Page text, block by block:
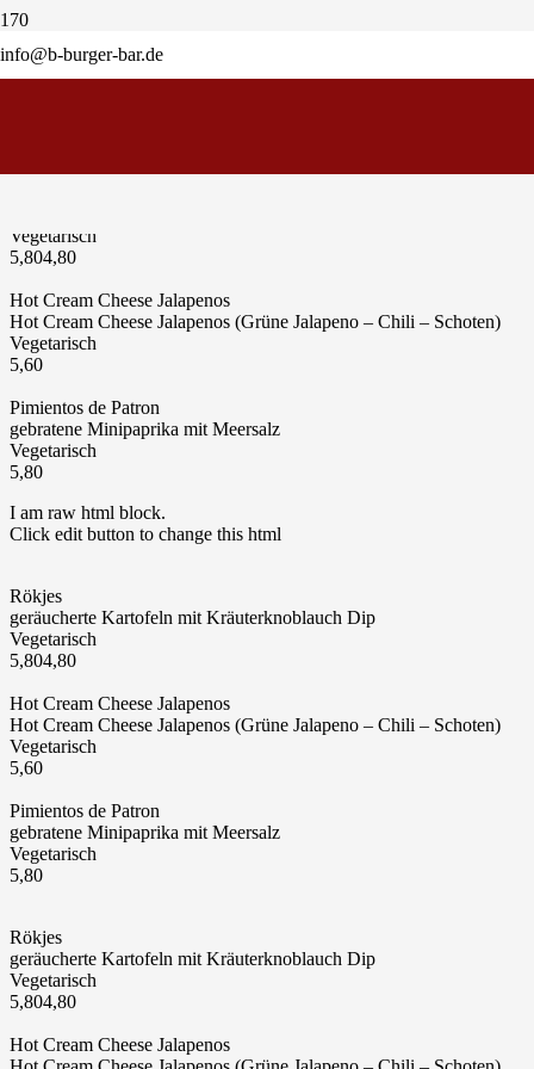
info@b-burger-bar.de
This is custom heading element
Vegetarisch
5,804,80
Hot Cream Cheese Jalapenos
Hot Cream Cheese Jalapenos (Grüne Jalapeno – Chili – Schoten)
Vegetarisch
5,60
Pimientos de Patron
gebratene Minipaprika mit Meersalz
Vegetarisch
5,80
I am raw html block.
Click edit button to change this html
Rökjes
geräucherte Kartofeln mit Kräuterknoblauch Dip
Vegetarisch
5,804,80
Hot Cream Cheese Jalapenos
Hot Cream Cheese Jalapenos (Grüne Jalapeno – Chili – Schoten)
Vegetarisch
5,60
Pimientos de Patron
gebratene Minipaprika mit Meersalz
Vegetarisch
5,80
Rökjes
geräucherte Kartofeln mit Kräuterknoblauch Dip
Vegetarisch
5,804,80
Hot Cream Cheese Jalapenos